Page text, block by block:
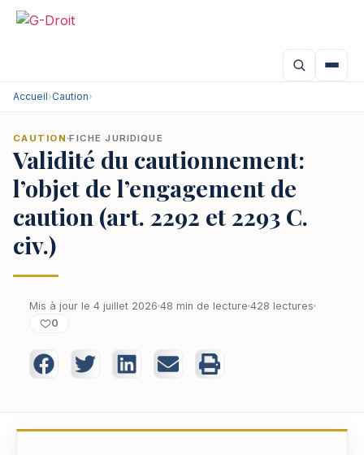
Accueil›Caution›
CAUTION FICHE JURIDIQUE
Validité du cautionnement:
l’objet de l’engagement de
caution (art. 2292 et 2293 C.
civ.)
Mis à jour le 4 juillet 2026 48 min de lecture 428 lectures
0